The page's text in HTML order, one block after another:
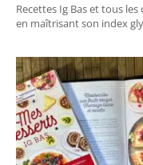
Recettes Ig Bas et tous
en maîtrisant son index